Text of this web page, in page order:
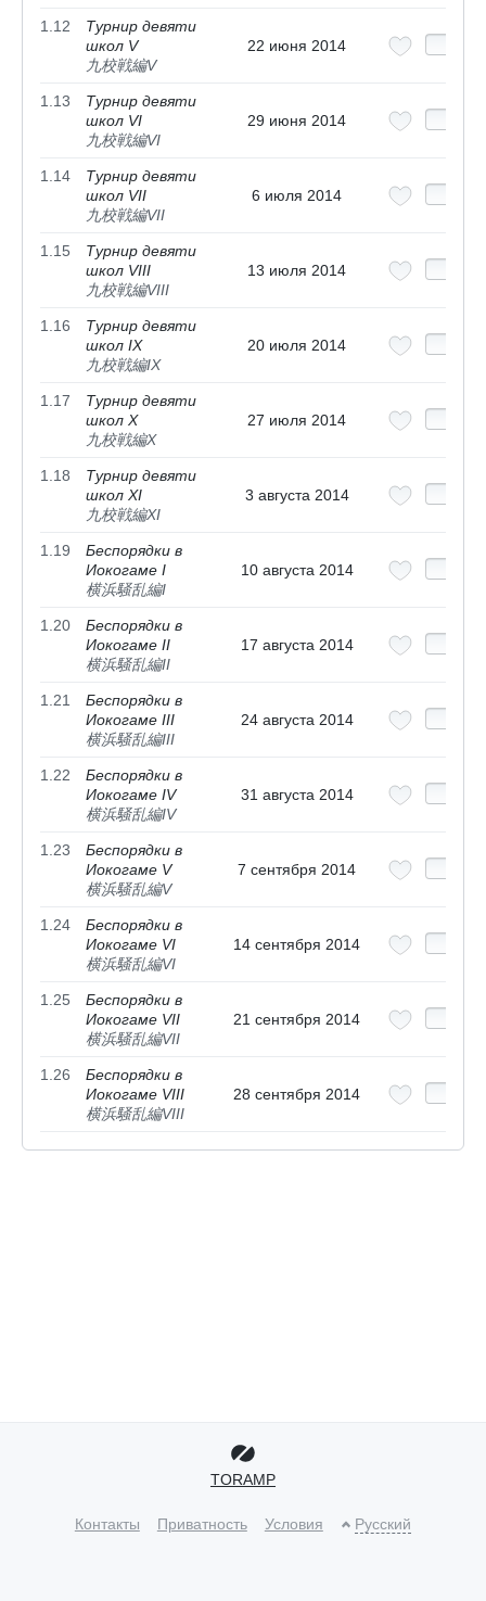
1.12
Турнир девяти
школ V
九校戦編V
22 июня 2014
1.13
Турнир девяти
школ VI
九校戦編VI
29 июня 2014
1.14
Турнир девяти
школ VII
九校戦編VII
6 июля 2014
1.15
Турнир девяти
школ VIII
九校戦編VIII
13 июля 2014
1.16
Турнир девяти
школ IX
九校戦編IX
20 июля 2014
1.17
Турнир девяти
школ X
九校戦編X
27 июля 2014
1.18
Турнир девяти
школ XI
九校戦編XI
3 августа 2014
1.19
Беспорядки в
Иокогаме I
横浜騒乱編I
10 августа 2014
1.20
Беспорядки в
Иокогаме II
横浜騒乱編II
17 августа 2014
1.21
Беспорядки в
Иокогаме III
横浜騒乱編III
24 августа 2014
1.22
Беспорядки в
Иокогаме IV
横浜騒乱編IV
31 августа 2014
1.23
Беспорядки в
Иокогаме V
横浜騒乱編V
7 сентября 2014
1.24
Беспорядки в
Иокогаме VI
横浜騒乱編VI
14 сентября 2014
1.25
Беспорядки в
Иокогаме VII
横浜騒乱編VII
21 сентября 2014
1.26
Беспорядки в
Иокогаме VIII
横浜騒乱編VIII
28 сентября 2014
TORAMP
Контакты Приватность Условия Русский